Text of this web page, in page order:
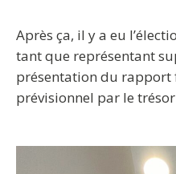
Après ça, il y a eu
tant que représentant
présentation du
prévisionnel par le